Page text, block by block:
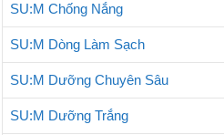
SU:M Chống Nắng
SU:M Dòng Làm Sạch
SU:M Dưỡng Chuyên Sâu
SU:M Dưỡng Trắng